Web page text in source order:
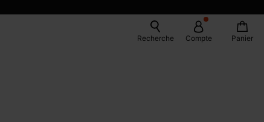
Recherche Compte Panier